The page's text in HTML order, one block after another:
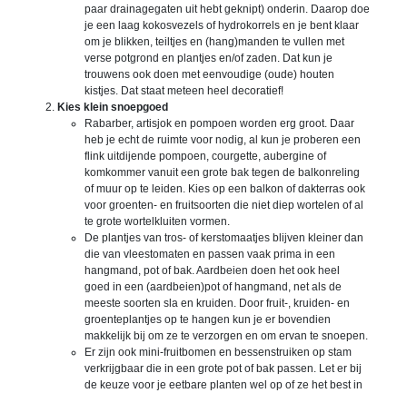
paar drainagegaten uit hebt geknipt) onderin. Daarop doe
je een laag kokosvezels of hydrokorrels en je bent klaar
om je blikken, teiltjes en (hang)manden te vullen met
verse potgrond en plantjes en/of zaden. Dat kun je
trouwens ook doen met eenvoudige (oude) houten
kistjes. Dat staat meteen heel decoratief!
Kies klein snoepgoed
​​​​​​​Rabarber, artisjok en pompoen worden erg groot. Daar
heb je echt de ruimte voor nodig, al kun je proberen een
flink uitdijende pompoen, courgette, aubergine of
komkommer vanuit een grote bak tegen de balkonreling
of muur op te leiden. Kies op een balkon of dakterras ook
voor groenten- en fruitsoorten die niet diep wortelen of al
te grote wortelkluiten vormen.
De plantjes van tros- of kerstomaatjes blijven kleiner dan
die van vleestomaten en passen vaak prima in een
hangmand, pot of bak. Aardbeien doen het ook heel
goed in een (aardbeien)pot of hangmand, net als de
meeste soorten sla en kruiden. Door fruit-, kruiden- en
groenteplantjes op te hangen kun je er bovendien
makkelijk bij om ze te verzorgen en om ervan te snoepen.
Er zijn ook mini-fruitbomen en bessenstruiken op stam
verkrijgbaar die in een grote pot of bak passen. Let er bij
de keuze voor je eetbare planten wel op of ze het best in